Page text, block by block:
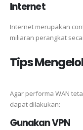
Internet
Internet merupakan
miliaran perangkat
Tips
Agar performa WAN
dapat dilakukan:
Gunakan VPN